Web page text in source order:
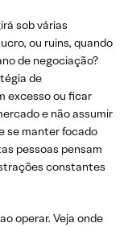
sob várias
ou ruins, quando
de negociação?
de
excesso ou ficar
e não assumir
se manter focado
pessoas pensam
constantes
operar. Veja onde